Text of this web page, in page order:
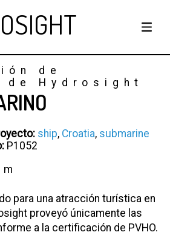
de
de Hydrosight
ship, Croatia, submarine
P1052
m
para una atracción turística en
proveyó únicamente las
a la certificación de PVHO.